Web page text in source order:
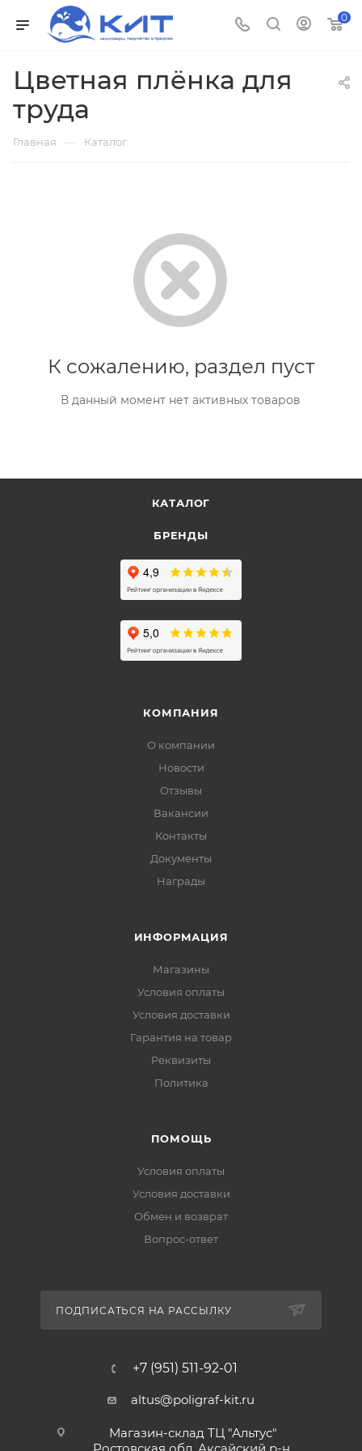
0
Цветная плёнка для
труда
Главная — Каталог
К сожалению, раздел пуст
В данный момент нет активных товаров
КАТАЛОГ
БРЕНДЫ
КОМПАНИЯ
О компании
Новости
Отзывы
Вакансии
Контакты
Документы
Награды
ИНФОРМАЦИЯ
Магазины
Условия оплаты
Условия доставки
Гарантия на товар
Реквизиты
Политика
ПОМОЩЬ
Условия оплаты
Условия доставки
Обмен и возврат
Вопрос-ответ
ПОДПИСАТЬСЯ НА РАССЫЛКУ
+7 (951) 511-92-01
altus@poligraf-kit.ru
Магазин-склад ТЦ "Альтус"